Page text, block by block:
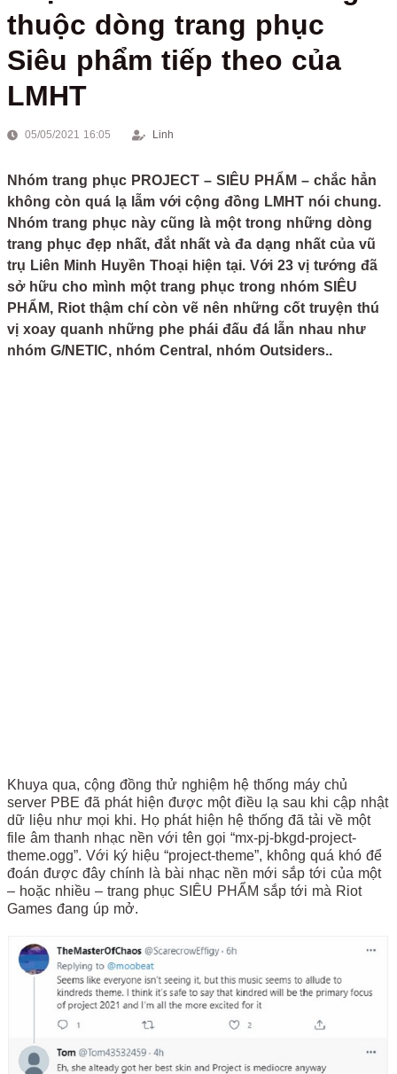
thuộc dòng trang phục
Siêu phẩm tiếp theo của
LMHT
05/05/2021 16:05 Linh
Nhóm trang phục PROJECT – SIÊU PHẨM – chắc hẳn
không còn quá lạ lẫm với cộng đồng LMHT nói chung.
Nhóm trang phục này cũng là một trong những dòng
trang phục đẹp nhất, đắt nhất và đa dạng nhất của vũ
trụ Liên Minh Huyền Thoại hiện tại. Với 23 vị tướng đã
sở hữu cho mình một trang phục trong nhóm SIÊU
PHẨM, Riot thậm chí còn vẽ nên những cốt truyện thú
vị xoay quanh những phe phái đấu đá lẫn nhau như
nhóm G/NETIC, nhóm Central, nhóm Outsiders..
Khuya qua, cộng đồng thử nghiệm hệ thống máy chủ
server PBE đã phát hiện được một điều lạ sau khi cập nhật
dữ liệu như mọi khi. Họ phát hiện hệ thống đã tải về một
file âm thanh nhạc nền với tên gọi “mx-pj-bkgd-project-
theme.ogg”. Với ký hiệu “project-theme”, không quá khó để
đoán được đây chính là bài nhạc nền mới sắp tới của một
– hoặc nhiều – trang phục SIÊU PHẨM sắp tới mà Riot
Games đang úp mở.